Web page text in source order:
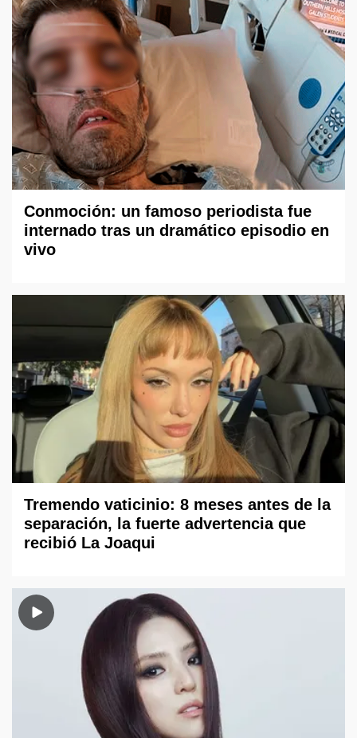
Conmoción: un famoso periodista fue
internado tras un dramático episodio en
vivo
Tremendo vaticinio: 8 meses antes de la
separación, la fuerte advertencia que
recibió La Joaqui